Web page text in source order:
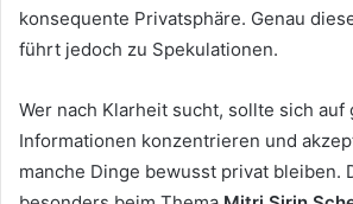
konsequente Privatsphäre. Genau
führt jedoch zu Spekulationen.
Wer nach Klarheit sucht, sollte sich auf
Informationen konzentrieren und
manche Dinge bewusst privat bleiben.